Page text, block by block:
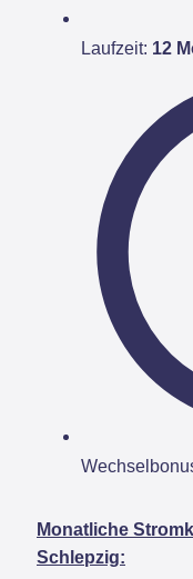
Laufzeit: 12
Monatliche
Schlepzig: